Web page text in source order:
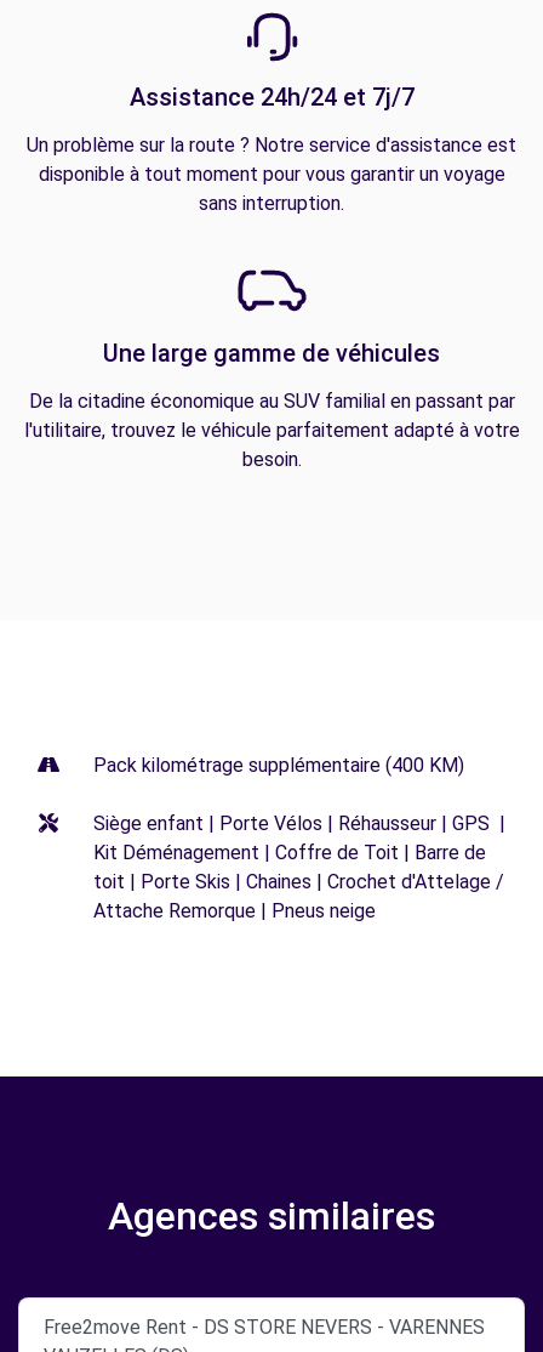
Assistance 24h/24 et 7j/7
Un problème sur la route ? Notre service d'assistance est
disponible à tout moment pour vous garantir un voyage
sans interruption.
Une large gamme de véhicules
De la citadine économique au SUV familial en passant par
l'utilitaire, trouvez le véhicule parfaitement adapté à votre
besoin.
Pack kilométrage supplémentaire (400 KM)
Siège enfant | Porte Vélos | Réhausseur | GPS |
Kit Déménagement | Coffre de Toit | Barre de
toit | Porte Skis | Chaines | Crochet d'Attelage /
Attache Remorque | Pneus neige
Agences similaires
Free2move Rent - DS STORE NEVERS - VARENNES